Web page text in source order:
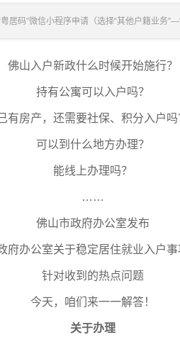
居码”微信小程序申请（选择“其他户籍业务
佛山入户新政什么时候开始施行？
持有公寓可以入户吗？
有房产，还需要社保、积分入户吗
可以到什么地方办理？
能线上办理吗？
……
佛山市政府办公室发布
府办公室关于稳定居住就业入户事
针对收到的热点问题
今天，咱们来一一解答！
关于办理